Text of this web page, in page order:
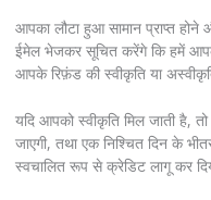
आपका लौटा हुआ सामान प्राप्त
ईमेल भेजकर सूचित करेंगे कि हमें
आपके रिफ़ंड की स्वीकृति या
यदि आपको स्वीकृति मिल जाती है,
जाएगी, तथा एक निश्चित दिन के
स्वचालित रूप से क्रेडिट लागू कर